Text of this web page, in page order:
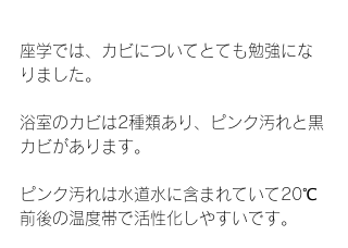
座学では、カビについてとても勉強にな
りました。
浴室のカビは2種類あり、ピンク汚れと黒
カビがあります。
ピンク汚れは水道水に含まれていて20℃
前後の温度帯で活性化しやすいです。